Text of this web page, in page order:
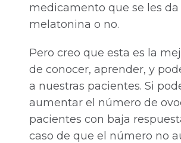
medicamento que se les
melatonina o no.
Pero creo que esta es la
de conocer, aprender, y
a nuestras pacientes. Si
aumentar el número de
pacientes con baja
caso de que el número no